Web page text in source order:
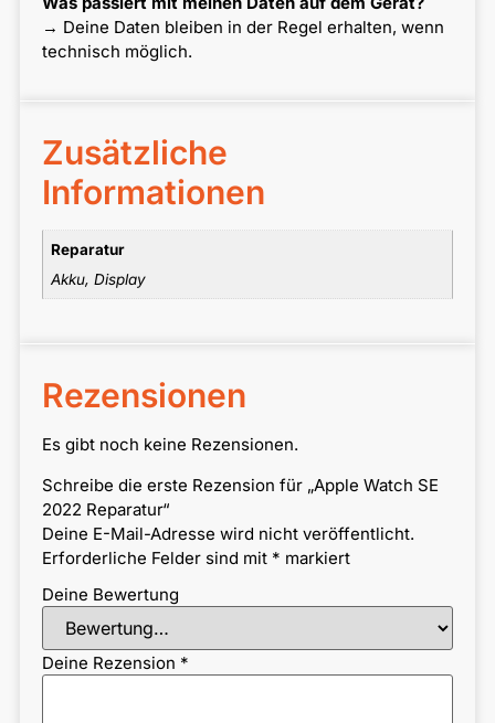
→ Deine Daten bleiben in der Regel erhalten, wenn
technisch möglich.
Zusätzliche
Informationen
Reparatur
Akku, Display
Rezensionen
Es gibt noch keine Rezensionen.
Schreibe die erste Rezension für „Apple Watch SE
2022 Reparatur“
Deine E-Mail-Adresse wird nicht veröffentlicht.
Erforderliche Felder sind mit * markiert
Deine Bewertung
Deine Rezension *